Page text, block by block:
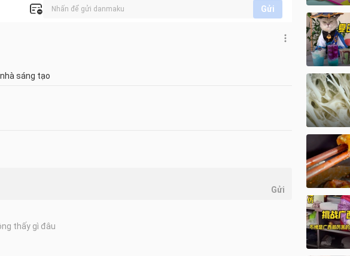
Gửi
sáng tạo
Gửi
thấy gì đâu